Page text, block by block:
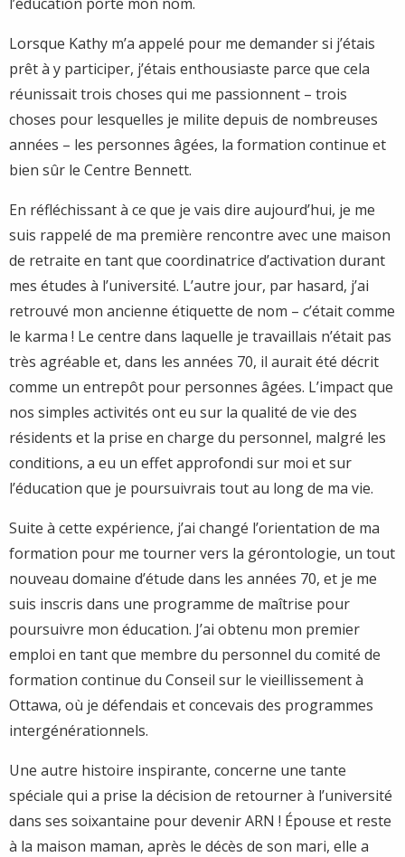
Lorsque Kathy m’a appelé pour me demander si j’étais
prêt à y participer, j’étais enthousiaste parce que cela
réunissait trois choses qui me passionnent – trois
choses pour lesquelles je milite depuis de nombreuses
années – les personnes âgées, la formation continue et
bien sûr le Centre Bennett.
En réfléchissant à ce que je vais dire aujourd’hui, je me
suis rappelé de ma première rencontre avec une maison
de retraite en tant que coordinatrice d’activation durant
mes études à l’université. L’autre jour, par hasard, j’ai
retrouvé mon ancienne étiquette de nom – c’était comme
le karma ! Le centre dans laquelle je travaillais n’était pas
très agréable et, dans les années 70, il aurait été décrit
comme un entrepôt pour personnes âgées. L’impact que
nos simples activités ont eu sur la qualité de vie des
résidents et la prise en charge du personnel, malgré les
conditions, a eu un effet approfondi sur moi et sur
l’éducation que je poursuivrais tout au long de ma vie.
Suite à cette expérience, j’ai changé l’orientation de ma
formation pour me tourner vers la gérontologie, un tout
nouveau domaine d’étude dans les années 70, et je me
suis inscris dans une programme de maîtrise pour
poursuivre mon éducation. J’ai obtenu mon premier
emploi en tant que membre du personnel du comité de
formation continue du Conseil sur le vieillissement à
Ottawa, où je défendais et concevais des programmes
intergénérationnels.
Une autre histoire inspirante, concerne une tante
spéciale qui a prise la décision de retourner à l’université
dans ses soixantaine pour devenir ARN ! Épouse et reste
à la maison maman, après le décès de son mari, elle a